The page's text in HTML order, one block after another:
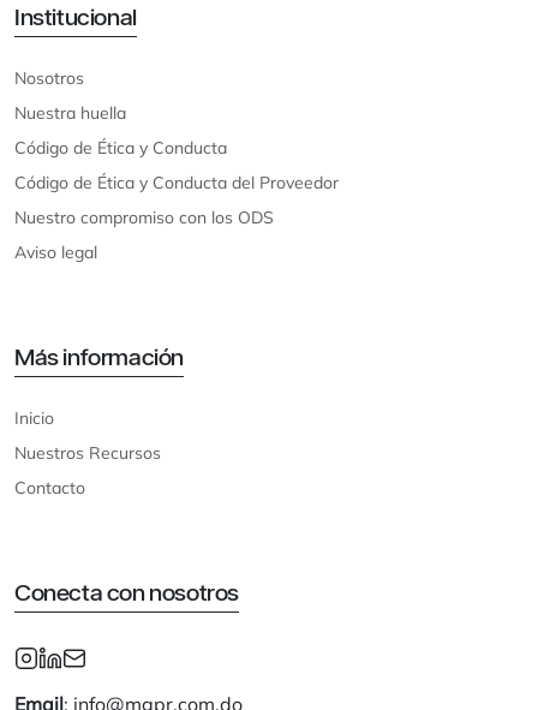
Institucional
Nosotros
Nuestra huella
Código de Ética y Conducta
Código de Ética y Conducta del Proveedor
Nuestro compromiso con los ODS
Aviso legal
Más información
Inicio
Nuestros Recursos
Contacto
Conecta con nosotros
Email: info@mgpr.com.do